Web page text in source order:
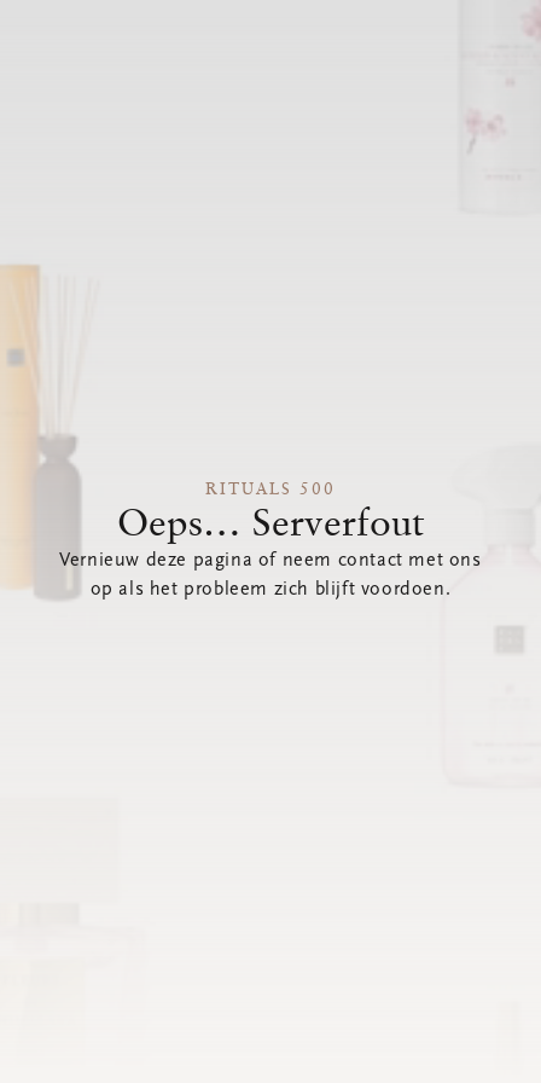
RITUALS 500
Oeps… Serverfout
Vernieuw deze pagina of neem contact met ons
op als het probleem zich blijft voordoen.